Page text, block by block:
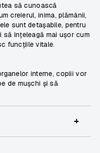
să cunoască
creierul, inima, plămânii,
sunt detașabile, pentru
să înțeleagă mai ușor cum
funcțiile vitale.
interne, copiii vor
de mușchi și să
+